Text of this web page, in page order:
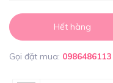
Hết hàng
Gọi đặt mua: 0986486113